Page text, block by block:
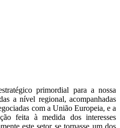
primordial para a nossa
a nível regional, acompanhadas
com a União Europeia, e a
feita à medida dos interesses
este setor se tornasse um dos